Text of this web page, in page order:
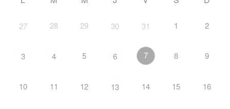
27 28 29 30 31 1 2
3 4 5 6 7 8 9
10 11 12 13 14 15 16